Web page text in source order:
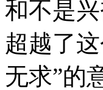
和不是
超越了
无求”的